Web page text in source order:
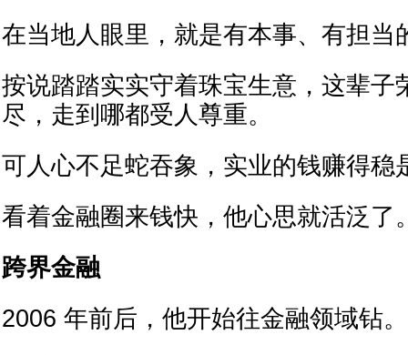
在当地人眼里，就是有本事、有担当
按说踏踏实实守着珠宝生意，这辈子
尽，走到哪都受人尊重。
可人心不足蛇吞象，实业的钱赚得稳
看着金融圈来钱快，他心思就活泛了
跨界金融
2006 年前后，他开始往金融领域钻。